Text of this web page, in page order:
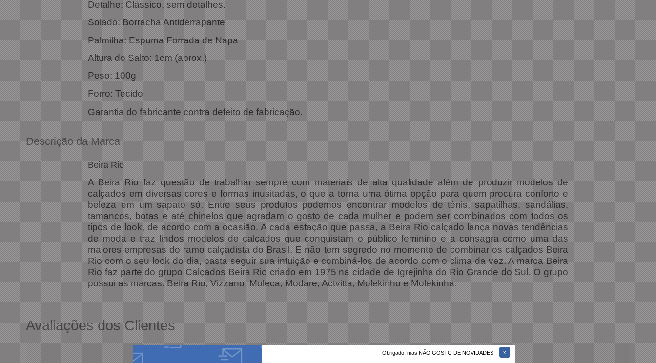
Obrigado, mas NÃO GOSTO DE NOVIDADES
Detalhe: Clássico, sem detalhes.
Solado: Borracha Antiderrapante
Palmilha: Espuma Forrada de Napa
Altura do Salto: 1cm (aprox.)
Peso: 100g
Forro: Tecido
Garantia do fabricante contra defeito de fabricação.
Descrição da Marca
Beira Rio
A Beira Rio faz questão de trabalhar sempre com materiais de alta qualidade além de produzir modelos de
calçados em diversas cores e formas inusitadas, o que a torna uma ótima opção para quem procura conforto e
beleza em um sapato só. Entre seus produtos podemos encontrar modelos de tênis, sapatilhas, sandálias,
tamancos, botas e até chinelos que agradam o gosto de cada mulher e podem ser combinados com todos os
tipos de look, de acordo com a ocasião. A cada estação que passa, a Beira Rio calçado lança novas tendências
de moda e traz lindos modelos de calçados que conquistam o público feminino e a consagra como uma das
maiores empresas do ramo calçadista do Brasil. E não tem segredo no momento de combinar os calçados Beira
Rio com o seu look do dia, basta seguir sua intuição e combiná-los de acordo com o clima da vez. A marca Beira
Rio faz parte do grupo Calçados Beira Rio criado em 1975 na cidade de Igrejinha do Rio Grande do Sul. O grupo
possui as marcas: Beira Rio, Vizzano, Moleca, Modare, Actvitta, Molekinho e Molekinha.
Avaliações dos Clientes